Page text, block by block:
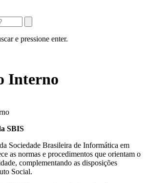
e pressione enter.
Interno
SBIS
Sociedade Brasileira de Informática em
as normas e procedimentos que orientam o
complementando as disposições
Social.